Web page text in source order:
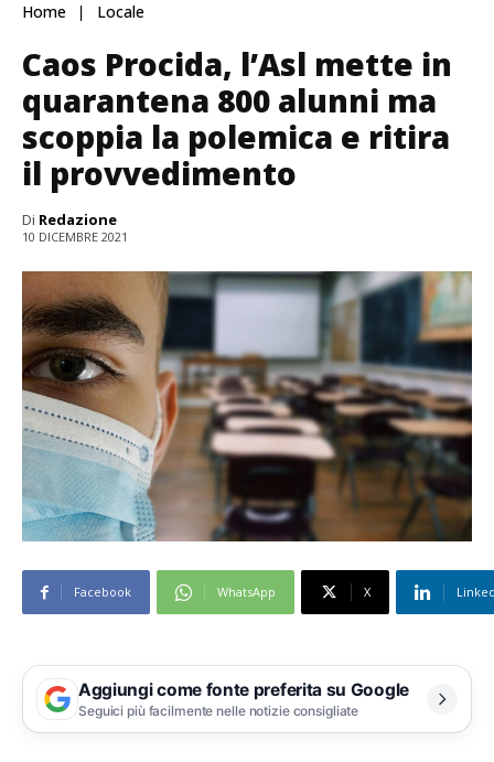
Home Locale
Caos Procida, l’Asl mette in
quarantena 800 alunni ma
scoppia la polemica e ritira
il provvedimento
Di Redazione
10 DICEMBRE 2021
Facebook WhatsApp X
Aggiungi come fonte preferita su Google
Seguici più facilmente nelle notizie consigliate